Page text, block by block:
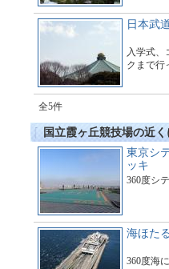
日本武
入学式、
クまで行
全5件
国立霞ヶ丘競技場の近
東京シ
ッキ
360度シ
海ほた
360度海